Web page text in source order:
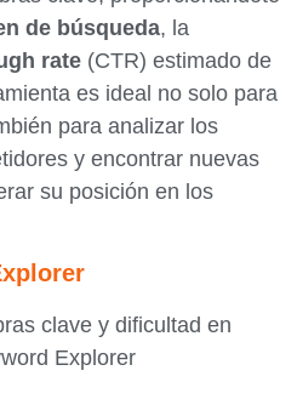
de búsqueda, la
rate (CTR) estimado de
es ideal no solo para
para analizar los
y encontrar nuevas
su posición en los